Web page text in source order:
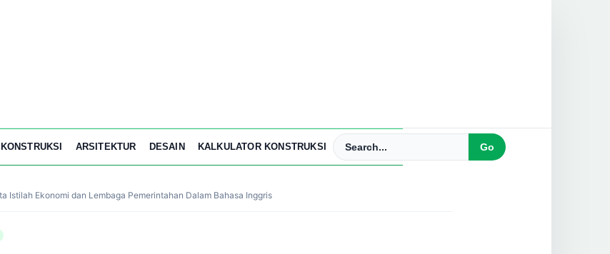
KONSTRUKSI ARSITEKTUR DESAIN KALKULATOR KONSTRUKSI
Istilah Ekonomi dan Lembaga Pemerintahan Dalam Bahasa Inggris